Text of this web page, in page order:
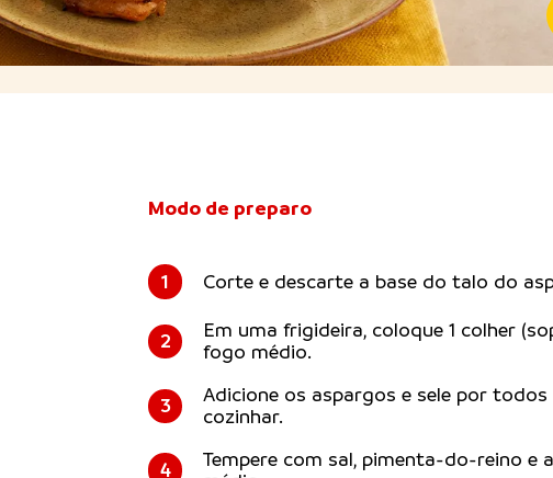
Modo de preparo
1 Corte e descarte a base do talo do
2
Em uma frigideira, coloque 1 colher
fogo médio.
3
Adicione os aspargos e sele por
cozinhar.
4
Tempere com sal, pimenta-do-reino e